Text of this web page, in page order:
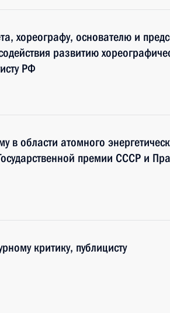
хореографу, основателю и
развитию
РФ
в области атомного
премии СССР и
критику, публицисту